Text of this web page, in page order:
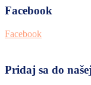
Facebook
Facebook
Pridaj sa do